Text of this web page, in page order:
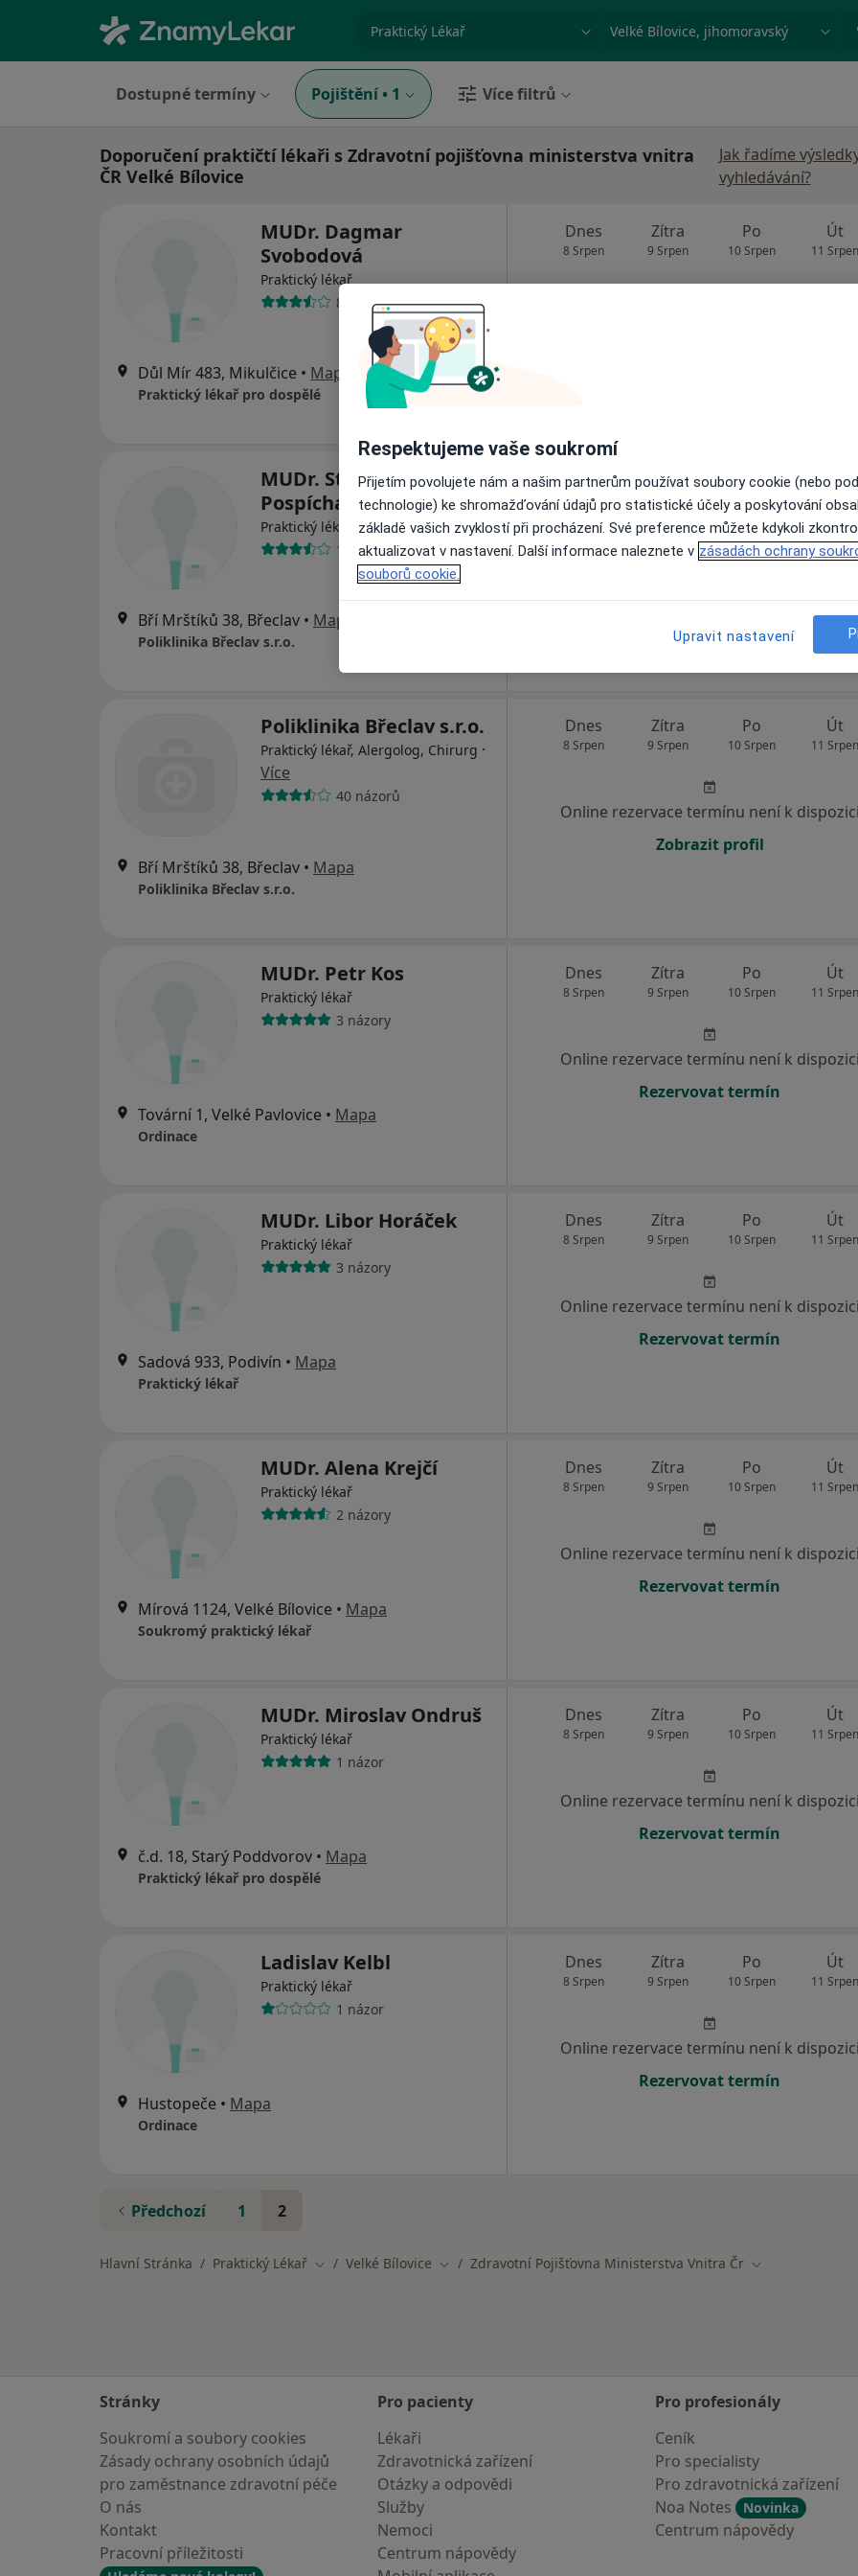
specializace, nemoc nebo příjmení Město nebo region
Dostupné termíny Pojištění • 1 Více filtrů
Doporučení praktičtí lékaři s Zdravotní pojišťovna ministerstva vnitra
ČR Velké Bílovice
Jak řadíme
vyhledávání?
MUDr. Dagmar
Svobodová
Praktický lékař
8 názorů
Důl Mír 483, Mikulčice • Mapa
Praktický lékař pro dospělé
Dnes
8 Srpen
Zítra
9 Srpen
Po
10 Srpen
Út
11 Srpen
MUDr. Stanislav
Pospíchal
Praktický lékař, Gynekolog
10 názorů
Bří Mrštíků 38, Břeclav • Mapa
Poliklinika Břeclav s.r.o.
Dnes
8 Srpen
Zítra
9 Srpen
Po
10 Srpen
Út
11 Srpen
Online rezervace termínu není k
Poliklinika Břeclav s.r.o.
Praktický lékař, Alergolog, Chirurg ·
Více
40 názorů
Bří Mrštíků 38, Břeclav • Mapa
Poliklinika Břeclav s.r.o.
Dnes
8 Srpen
Zítra
9 Srpen
Po
10 Srpen
Út
11 Srpen
Online rezervace termínu není k dispozici
Zobrazit profil
MUDr. Petr Kos
Praktický lékař
3 názory
Tovární 1, Velké Pavlovice • Mapa
Ordinace
Dnes
8 Srpen
Zítra
9 Srpen
Po
10 Srpen
Út
11 Srpen
Online rezervace termínu není k dispozici
Rezervovat termín
MUDr. Libor Horáček
Praktický lékař
3 názory
Sadová 933, Podivín • Mapa
Praktický lékař
Dnes
8 Srpen
Zítra
9 Srpen
Po
10 Srpen
Út
11 Srpen
Online rezervace termínu není k dispozici
Rezervovat termín
MUDr. Alena Krejčí
Praktický lékař
2 názory
Mírová 1124, Velké Bílovice • Mapa
Soukromý praktický lékař
Dnes
8 Srpen
Zítra
9 Srpen
Po
10 Srpen
Út
11 Srpen
Online rezervace termínu není k dispozici
Rezervovat termín
MUDr. Miroslav Ondruš
Praktický lékař
1 názor
č.d. 18, Starý Poddvorov • Mapa
Praktický lékař pro dospělé
Dnes
8 Srpen
Zítra
9 Srpen
Po
10 Srpen
Út
11 Srpen
Online rezervace termínu není k dispozici
Rezervovat termín
Ladislav Kelbl
Praktický lékař
1 názor
Hustopeče • Mapa
Ordinace
Dnes
8 Srpen
Zítra
9 Srpen
Po
10 Srpen
Út
11 Srpen
Online rezervace termínu není k dispozici
Rezervovat termín
Předchozí 1 2
Hlavní Stránka Praktický Lékař Změna města
Velké Bílovice Změna města
Zdravotní Pojišťovna Ministerstva Vnitra Čr Změna města
Stránky
Soukromí a soubory cookies
Zásady ochrany osobních údajů
pro zaměstnance zdravotní péče
O nás
Kontakt
Pracovní příležitosti
Pro pacienty
Lékaři
Zdravotnická zařízení
Otázky a odpovědi
Služby
Nemoci
Centrum nápovědy
Pro profesionály
Ceník
Pro specialisty
Pro zdravotnická zařízení
Noa Notes
Novinka
Centrum nápovědy
Respektujeme vaše soukromí
Přijetím povolujete nám a našim partnerům používat soubory cookie (nebo
technologie) ke shromažďování údajů pro statistické účely a poskytování
základě vašich zvyklostí při procházení. Své preference můžete kdykoli
aktualizovat v nastavení. Další informace naleznete v zásadách ochrany
souborů cookie.
Upravit nastavení